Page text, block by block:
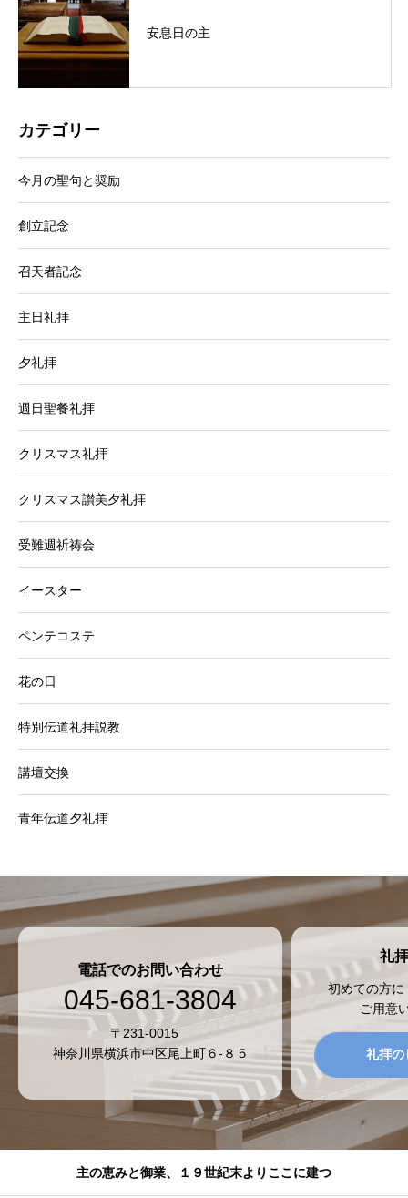
安息日の主
カテゴリー
今月の聖句と奨励
創立記念
召天者記念
主日礼拝
夕礼拝
週日聖餐礼拝
クリスマス礼拝
クリスマス讃美夕礼拝
受難週祈祷会
イースター
ペンテコステ
花の日
特別伝道礼拝説教
講壇交換
青年伝道夕礼拝
電話でのお問い合わせ
045-681-3804
〒231-0015
神奈川県横浜市中区尾上町６-８５
礼
初めての方
ご用意
礼拝の
主の恵みと御業、１９世紀末よりここに建つ